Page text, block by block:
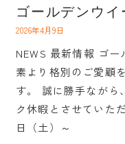
る
お
び
と
ご
報
告
の
お
ら
せ
ゴールデンウ
2026年4月9日
NEWS 最新情報 ゴ
素より格別のご愛顧
す。 誠に勝手ながら
ク休暇とさせていた
日（土）～
ゴ
ー
ル
デ
ン
ウ
イ